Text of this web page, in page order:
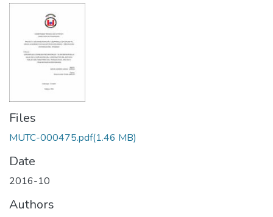
Files
MUTC-000475.pdf(1.46 MB)
Date
2016-10
Authors